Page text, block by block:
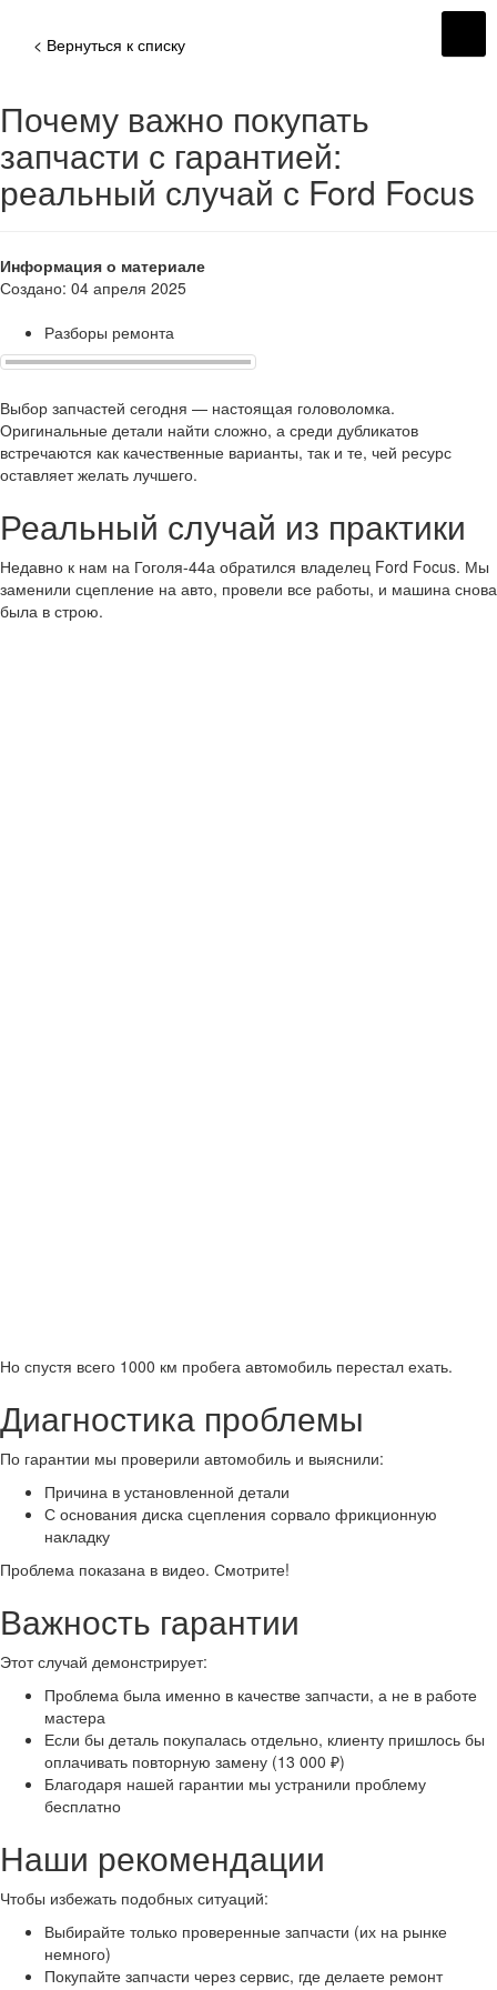
< Вернуться к списку
Почему важно покупать
запчасти с гарантией:
реальный случай с Ford Focus
Информация о материале
Создано: 04 апреля 2025
Разборы ремонта
Выбор запчастей сегодня — настоящая головоломка.
Оригинальные детали найти сложно, а среди дубликатов
встречаются как качественные варианты, так и те, чей ресурс
оставляет желать лучшего.
Реальный случай из практики
Недавно к нам на Гоголя-44а обратился владелец Ford Focus. Мы
заменили сцепление на авто, провели все работы, и машина снова
была в строю.
Но спустя всего 1000 км пробега автомобиль перестал ехать.
Диагностика проблемы
По гарантии мы проверили автомобиль и выяснили:
Причина в установленной детали
С основания диска сцепления сорвало фрикционную
накладку
Проблема показана в видео. Смотрите!
Важность гарантии
Этот случай демонстрирует:
Проблема была именно в качестве запчасти, а не в работе
мастера
Если бы деталь покупалась отдельно, клиенту пришлось бы
оплачивать повторную замену (13 000 ₽)
Благодаря нашей гарантии мы устранили проблему
бесплатно
Наши рекомендации
Чтобы избежать подобных ситуаций:
Выбирайте только проверенные запчасти (их на рынке
немного)
Покупайте запчасти через сервис, где делаете ремонт